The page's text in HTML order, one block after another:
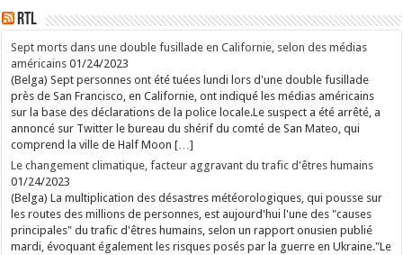
V2 Scriptrss
RTL
Sept morts dans une double fusillade en Californie, selon des médias
américains 01/24/2023
(Belga) Sept personnes ont été tuées lundi lors d'une double fusillade
près de San Francisco, en Californie, ont indiqué les médias américains
sur la base des déclarations de la police locale.Le suspect a été arrêté, a
annoncé sur Twitter le bureau du shérif du comté de San Mateo, qui
comprend la ville de Half Moon […]
Le changement climatique, facteur aggravant du trafic d'êtres humains
01/24/2023
(Belga) La multiplication des désastres météorologiques, qui pousse sur
les routes des millions de personnes, est aujourd'hui l'une des "causes
principales" du trafic d'êtres humains, selon un rapport onusien publié
mardi, évoquant également les risques posés par la guerre en Ukraine."Le